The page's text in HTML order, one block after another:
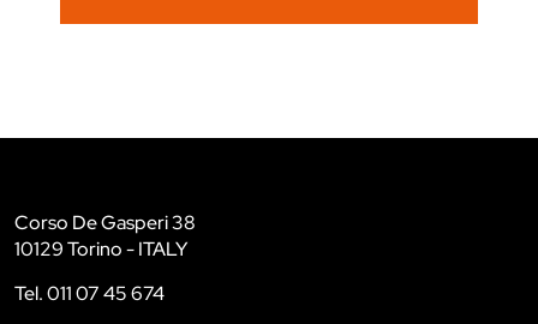
Corso De Gasperi 38
10129 Torino - ITALY
Tel. 011 07 45 674